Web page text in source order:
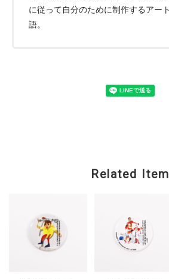
に従って自分のために制作するアー
語。
Related